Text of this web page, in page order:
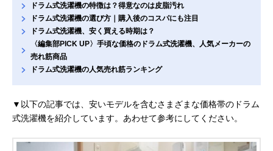
ドラム式洗濯機の特徴は？得意なのは皮脂汚れ
ドラム式洗濯機の選び方｜購入後のコスパにも注目
ドラム式洗濯機、安く買える時期は？
〈編集部PICK UP〉手頃な価格のドラム式洗濯機、人気メーカーの
売れ筋商品
ドラム式洗濯機の人気売れ筋ランキング
▼以下の記事では、安いモデルを含むさまざまな価格帯のドラム
式洗濯機を紹介しています。あわせて参考にしてください。